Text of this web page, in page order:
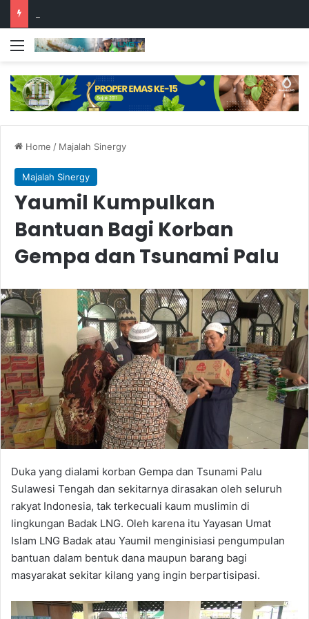
Menu
Home / Majalah Sinergy
Majalah Sinergy
Yaumil Kumpulkan
Bantuan Bagi Korban
Gempa dan Tsunami Palu
Duka yang dialami korban Gempa dan Tsunami Palu
Sulawesi Tengah dan sekitarnya dirasakan oleh seluruh
rakyat Indonesia, tak terkecuali kaum muslimin di
lingkungan Badak LNG. Oleh karena itu Yayasan Umat
Islam LNG Badak atau Yaumil menginisiasi pengumpulan
bantuan dalam bentuk dana maupun barang bagi
masyarakat sekitar kilang yang ingin berpartisipasi.